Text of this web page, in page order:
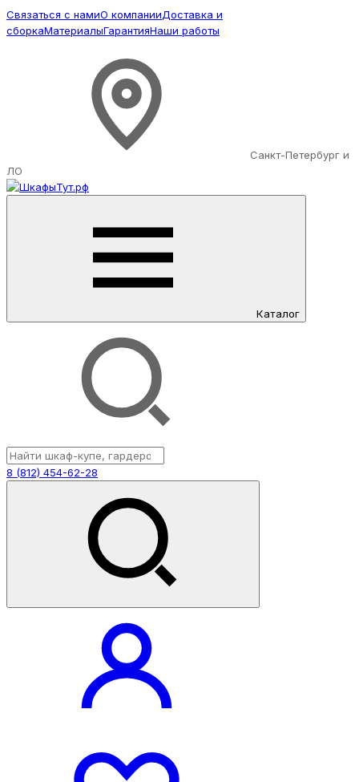
Связаться с намиО компанииДоставка и
сборкаМатериалыГарантияНаши работы
Санкт-Петербург и
ЛО
Каталог
8 (812) 454-62-28